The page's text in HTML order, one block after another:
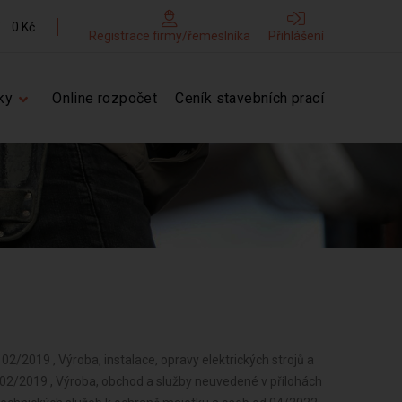
0 Kč
Registrace firmy/řemeslníka Přihlášení
Online rozpočet Ceník stavebních prací
2019 , Výroba, instalace, opravy elektrických strojů a
2019 , Výroba, obchod a služby neuvedené v přílohách